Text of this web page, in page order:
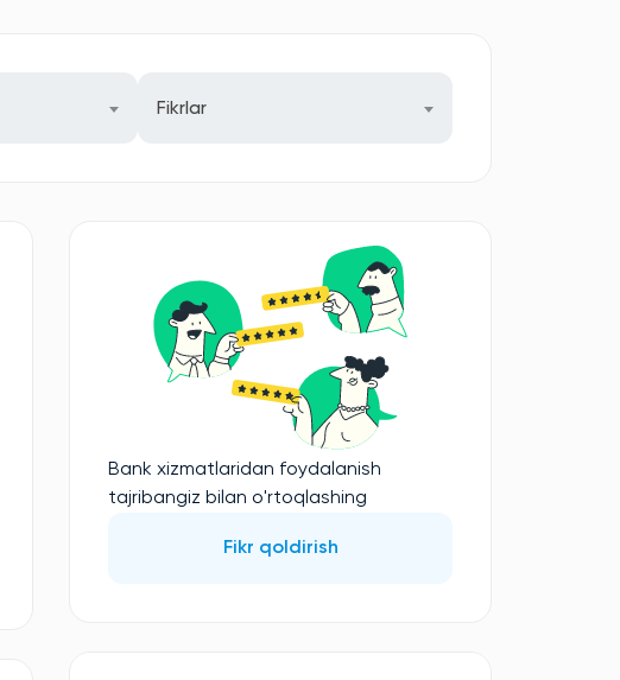
Fikrlar
Bank xizmatlaridan foydalanish
tajribangiz bilan o'rtoqlashing
Fikr qoldirish